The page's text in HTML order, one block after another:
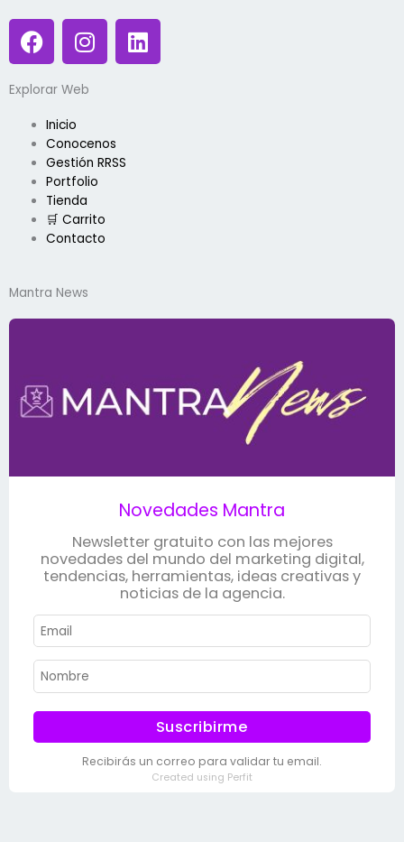
F
a
c
e
b
o
o
k
I
n
s
t
g
r
a
m
L
i
n
Explorar Web
Inicio
Conocenos
Gestión RRSS
Portfolio
Tienda
🛒 Carrito
Contacto
Mantra News
Novedades Mantra
Newsletter gratuito con las mejores
novedades del mundo del marketing digital,
tendencias, herramientas, ideas creativas y
noticias de la agencia.
Suscribirme
Recibirás un correo para validar tu email.
Created using Perfit